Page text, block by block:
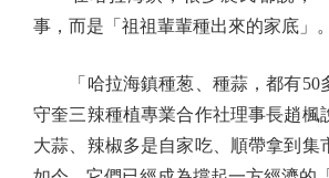
事，而是「祖祖輩輩種出來的家底」。
「哈拉海鎮種葱、種蒜，都有50
守奎三辣種植專業合作社理事長趙楓
大蒜、辣椒多是自家吃、順帶拿到集